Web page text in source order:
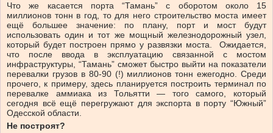
Что же касается порта “Тамань” с оборотом около 15
миллионов тонн в год, то для него строительство моста имеет
ещё большее значение: по плану, порт и мост будут
использовать один и тот же мощный железнодорожный узел,
который будет построен прямо у развязки моста. Ожидается,
что после ввода в эксплуатацию связанной с мостом
инфраструктуры, “Тамань” сможет быстро выйти на показатели
перевалки грузов в 80-90 (!) миллионов тонн ежегодно. Среди
прочего, к примеру, здесь планируется построить терминал по
перевалке аммиака из Тольятти — того самого, который
сегодня всё ещё перегружают для экспорта в порту “Южный”
Одесской области.
Не построят?